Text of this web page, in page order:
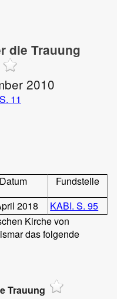
die Trauung
2010
11
Datum
Fundstelle
2018
KABI. S. 95
Kirche von
das folgende
Trauung